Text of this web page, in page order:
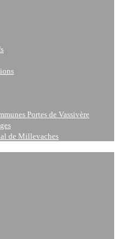
Portes de Vassivère
de Millevaches